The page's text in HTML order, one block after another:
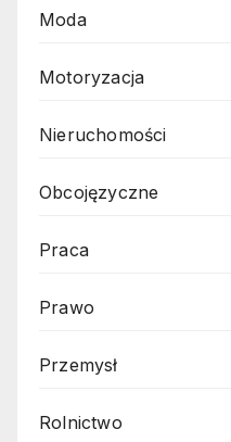
Moda
Motoryzacja
Nieruchomości
Obcojęzyczne
Praca
Prawo
Przemysł
Rolnictwo